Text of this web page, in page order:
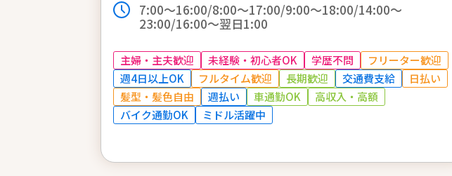
7:00～16:00/8:00～17:00/9:00～18:00/14:00～
23:00/16:00～翌日1:00
主婦・主夫歓迎 未経験・初心者OK 学歴不問
フリーター歓迎
週4日以上OK
フルタイム歓迎 長期歓迎 交通費支給
日払い
髪型・髪色自由
週払い 車通勤OK
高収入・高額
バイク通勤OK
ミドル活躍中